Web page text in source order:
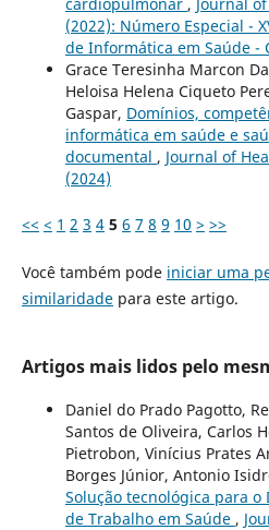
(2022): Número Especial -
de Informática em Saúde -
Grace Teresinha Marcon
Heloisa Helena Ciqueto
Gaspar, Domínios,
informática em saúde e
documental , Journal of
(2024)
<< < 1 2 3 4 5 6 7 8 9 10 > >>
Você também pode iniciar uma
similaridadepara este artigo.
Artigos mais lidos pelo
Daniel do Prado Pagotto,
Santos de Oliveira, Carlos
Pietrobon, Vinícius Prates
Borges Júnior, Antonio
Solução tecnológica para
de Trabalho em Saúde ,